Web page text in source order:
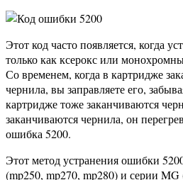
Этот код часто появляется, когда
только как ксерокс или
Со временем, когда в картридже
чернила, вы заправляете его,
картридже тоже заканчиваются
заканчиваются чернила, он
ошибка 5200.
Этот метод устранения ошибки
(mp250, mp270, mp280) и серии